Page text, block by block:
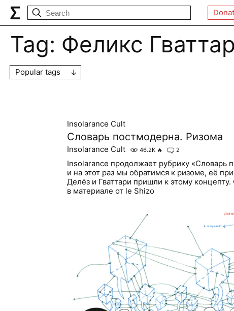
Tag: Феликс
Popular tags
Insolarance Cult
Словарь постмодерна. Ризома
Insolarance Cult 46.2K 🔥 2
Insolarance продолжает рубрику «Словарь
и на этот раз мы обратимся к ризоме, её
Делёз и Гваттари пришли к этому
в материале от le Shizo